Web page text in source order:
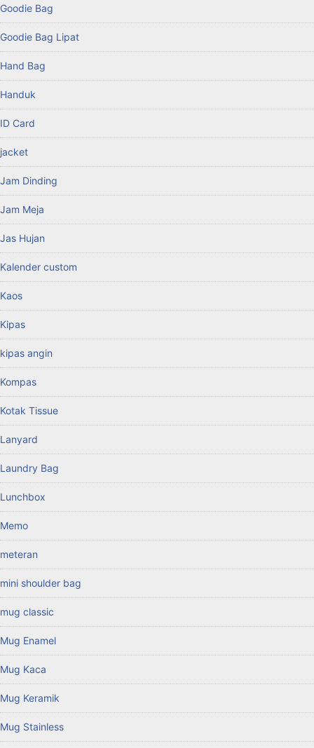
Goodie Bag
Goodie Bag Lipat
Hand Bag
Handuk
ID Card
jacket
Jam Dinding
Jam Meja
Jas Hujan
Kalender custom
Kaos
Kipas
kipas angin
Kompas
Kotak Tissue
Lanyard
Laundry Bag
Lunchbox
Memo
meteran
mini shoulder bag
mug classic
Mug Enamel
Mug Kaca
Mug Keramik
Mug Stainless